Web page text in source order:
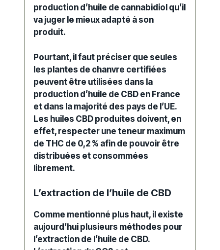
production d’huile de cannabidiol qu’il
va juger le mieux adapté à son
produit.
Pourtant, il faut préciser que seules
les plantes de chanvre certifiées
peuvent être utilisées dans la
production d’huile de CBD en France
et dans la majorité des pays de l’UE.
Les huiles CBD produites doivent, en
effet, respecter une teneur maximum
de THC de 0,2 % afin de pouvoir être
distribuées et consommées
librement.
L’extraction de l’huile de CBD
Comme mentionné plus haut, il existe
aujourd’hui plusieurs méthodes pour
l’extraction de l’huile de CBD.